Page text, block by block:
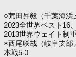
○荒田昇毅（千葉海浜
2023全世界ベスト16
2013世界ウェイト制
×西尾咲哉（岐阜支部
本戦5-0